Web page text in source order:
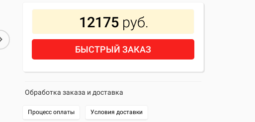
12175 руб.
БЫСТРЫЙ ЗАКАЗ
Обработка заказа и доставка
Процесс оплаты Условия доставки